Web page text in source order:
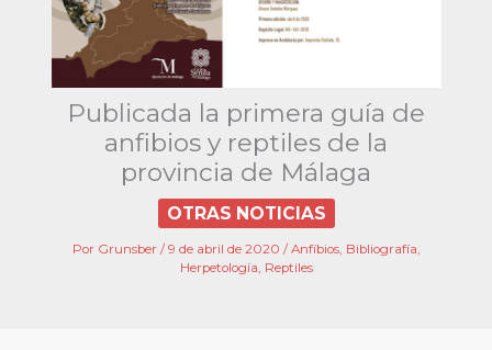
Publicada la primera guía de
anfibios y reptiles de la
provincia de Málaga
OTRAS NOTICIAS
Por Grunsber / 9 de abril de 2020 / Anfíbios, Bibliografía,
Herpetología, Reptiles